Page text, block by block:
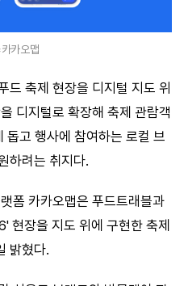
카오맵
드 축제 현장을 디지털 지도 위
디지털로 확장해 축제 관람객
돕고 행사에 참여하는 로컬 브
하려는 취지다.
폼 카카오맵은 푸드트래블과
현장을 지도 위에 구현한 축제
밝혔다.